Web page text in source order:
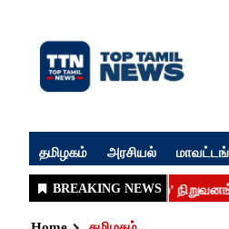
தமிழகம் அரசியல்